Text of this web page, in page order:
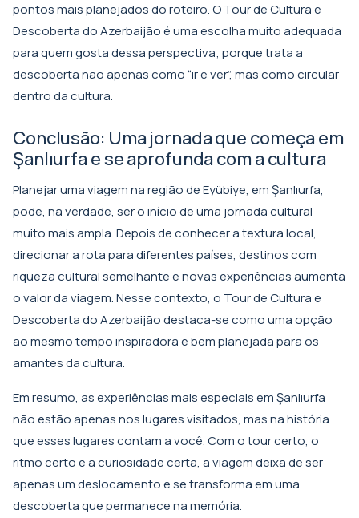
pontos mais planejados do roteiro. OTour de Cultura e
Descoberta do Azerbaijãoé uma escolha muito adequada
para quem gosta dessa perspectiva; porque trata a
descoberta não apenas como “ir e ver”, mas como circular
dentro da cultura.
Conclusão: Uma jornada que começa em
Şanlıurfa e se aprofunda com a cultura
Planejar uma viagem na região de Eyübiye, em Şanlıurfa,
pode, na verdade, ser o início de uma jornada cultural
muito mais ampla. Depois de conhecer a textura local,
direcionar a rota para diferentes países, destinos com
riqueza cultural semelhante e novas experiências aumenta
o valor da viagem. Nesse contexto, o Tour de Cultura e
Descoberta do Azerbaijãodestaca-se como uma opção
ao mesmo tempo inspiradora e bem planejada para os
amantes da cultura.
Em resumo, as experiências mais especiais em Şanlıurfa
não estão apenas nos lugares visitados, mas na história
que esses lugares contam a você. Com o tour certo, o
ritmo certo e a curiosidade certa, a viagem deixa de ser
apenas um deslocamento e se transforma em uma
descoberta que permanece na memória.